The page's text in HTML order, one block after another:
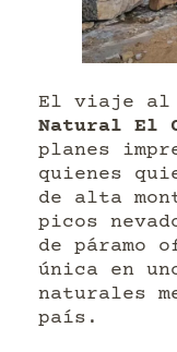
El viaje al
Natural El
planes
quienes
de alta
picos
de páramo
única en
naturales
país.